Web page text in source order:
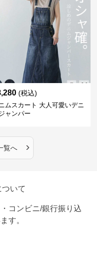
(税込)
ムスカート 大人可愛いデニ
ャンパー
覧へ ›
いて
コンビニ/銀行振り込
す。